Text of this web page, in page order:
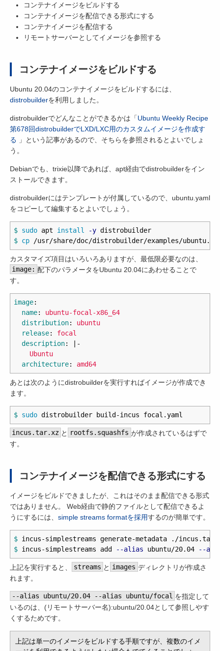
コンテナイメージをビルドする
コンテナイメージを配信できる形式にする
コンテナイメージを配信する
リモートサーバーとしてイメージを参照する
コンテナイメージをビルドする
Ubuntu 20.04のコンテナイメージをビルドするには、
distrobuilderを利用しました。
distrobuilderでどんなことができるかは「Ubuntu Weekly Recipe
第678回distrobuilderでLXD/LXC用のカスタムイメージを作成す
る 」という記事があるので、そちらを参照されるとよいでしょ
う。
Debianでも、trixie以降であれば、apt経由でdistrobuilderをイン
ストールできます。
distrobuilderにはテンプレートが付属しているので、ubuntu.yaml
をコピーして編集するとよいでしょう。
$ sudo apt install -y
$ cp
カスタマイズ項目はいろいろありますが、最低限必要なのは、
image: 配下のパラメータをUbuntu 20.04にあわせることで
す。
image:
name:
ubuntu-focal-x86_64
distribution:
ubuntu
release:
focal
description:
|-
Ubuntu
architecture: amd64
あとは次のようにdistrobuilderを実行すればイメージが作成でき
ます。
$ sudo
incus.tar.xz と rootfs.squashfs が作成されているはずで
す。
コンテナイメージを配信できる形式にする
イメージをビルドできましたが、これはそのまま配信できる形式
ではありません。 Web経由で静的ファイルとして配信できるよ
うにするには、 simple streams formatを採用するのが簡単です。
$
$ incus-simplestreams add --alias ubuntu/20.04 --
上記を実行すると、 streams と images ディレクトリが作成さ
れます。
--alias ubuntu/20.04 --alias ubuntu/focal を指定して
いるのは、(リモートサーバー名):ubuntu/20.04として参照しやす
くするためです。
上記は単一のイメージをビルドする手順ですが、複数のイメ